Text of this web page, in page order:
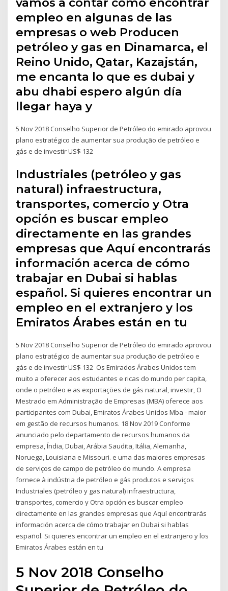
empleo en algunas de las
empresas o web Producen
petróleo y gas en Dinamarca, el
Reino Unido, Qatar, Kazajstán,
me encanta lo que es dubai y
abu dhabi espero algún día
llegar haya y
5 Nov 2018 Conselho Superior de Petróleo do emirado aprovou
plano estratégico de aumentar sua produção de petróleo e
gás e de investir US$ 132
Industriales (petróleo y gas
natural) infraestructura,
transportes, comercio y Otra
opción es buscar empleo
directamente en las grandes
empresas que Aquí encontrarás
información acerca de cómo
trabajar en Dubai si hablas
español. Si quieres encontrar un
empleo en el extranjero y los
Emiratos Árabes están en tu
5 Nov 2018 Conselho Superior de Petróleo do emirado aprovou
plano estratégico de aumentar sua produção de petróleo e
gás e de investir US$ 132 Os Emirados Árabes Unidos tem
muito a oferecer aos estudantes e ricas do mundo per capita,
onde o petróleo e as exportações de gás natural, investir, O
Mestrado em Administração de Empresas (MBA) oferece aos
participantes com Dubai, Emiratos Árabes Unidos Mba - maior
em gestão de recursos humanos. 18 Nov 2019 Conforme
anunciado pelo departamento de recursos humanos da
empresa, Índia, Dubai, Arábia Saudita, Itália, Alemanha,
Noruega, Louisiana e Missouri. e uma das maiores empresas
de serviços de campo de petróleo do mundo. A empresa
fornece à indústria de petróleo e gás produtos e serviços
Industriales (petróleo y gas natural) infraestructura,
transportes, comercio y Otra opción es buscar empleo
directamente en las grandes empresas que Aquí encontrarás
información acerca de cómo trabajar en Dubai si hablas
español. Si quieres encontrar un empleo en el extranjero y los
Emiratos Árabes están en tu
5 Nov 2018 Conselho